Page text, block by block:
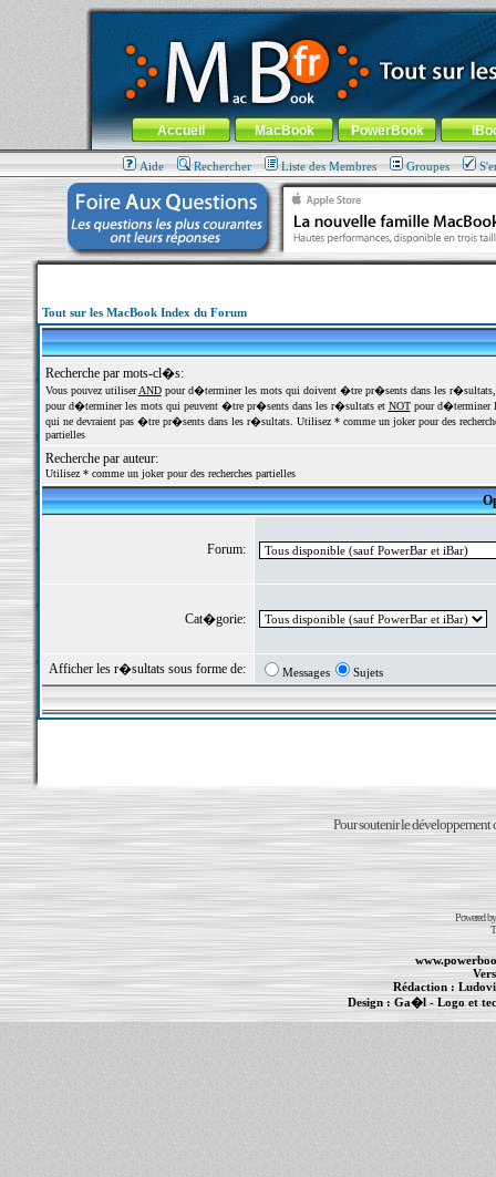
MacBook-fr.com : 100% Apple... 100% nomade !
Aller au contenu-Aller au menu général-Aller au menu de
Menu général
Accueil MacBook PowerBook
Aide Rechercher Liste des Membres Groupes
Tout sur les MacBook Index du Forum
Recherche par mots-cl�s:
Vous pouvez utiliserANDpour d�terminer les mots qui doivent �tre pr�sents dans les
pour d�terminer les mots qui peuvent �tre pr�sents dans les r�sultats et NOTpour d�terminer
qui ne devraient pas �tre pr�sents dans les r�sultats. Utilisez * comme un joker pour des
partielles
Recherche par auteur:
Utilisez * comme un joker pour des recherches partielles
Forum:
Cat�gorie:
Afficher les r�sultats sous forme de: Messages Sujets
Pour soutenir le développement
Powered
Rédaction :
Design : Ga�l- Logo et